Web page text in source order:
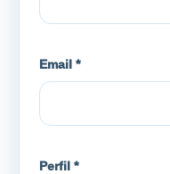
Email *
Perfil *